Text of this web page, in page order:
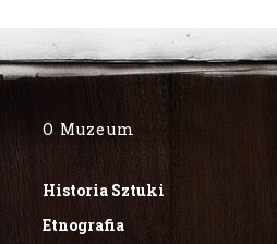
O Muzeum
Historia Sztuki
Etnografia